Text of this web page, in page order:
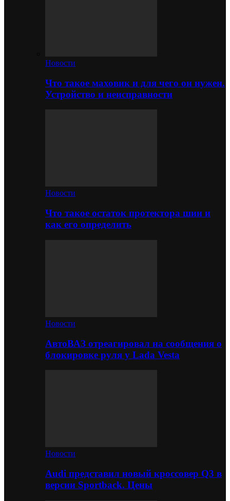
Новости
Что такое маховик и для чего он нужен.
Устройство и неисправности
Новости
Что такое остаток протектора шин и
как его определить
Новости
АвтоВАЗ отреагировал на сообщения о
блокировке руля у Lada Vesta
Новости
Audi представил новый кроссовер Q3 в
версии Sportback. Цены